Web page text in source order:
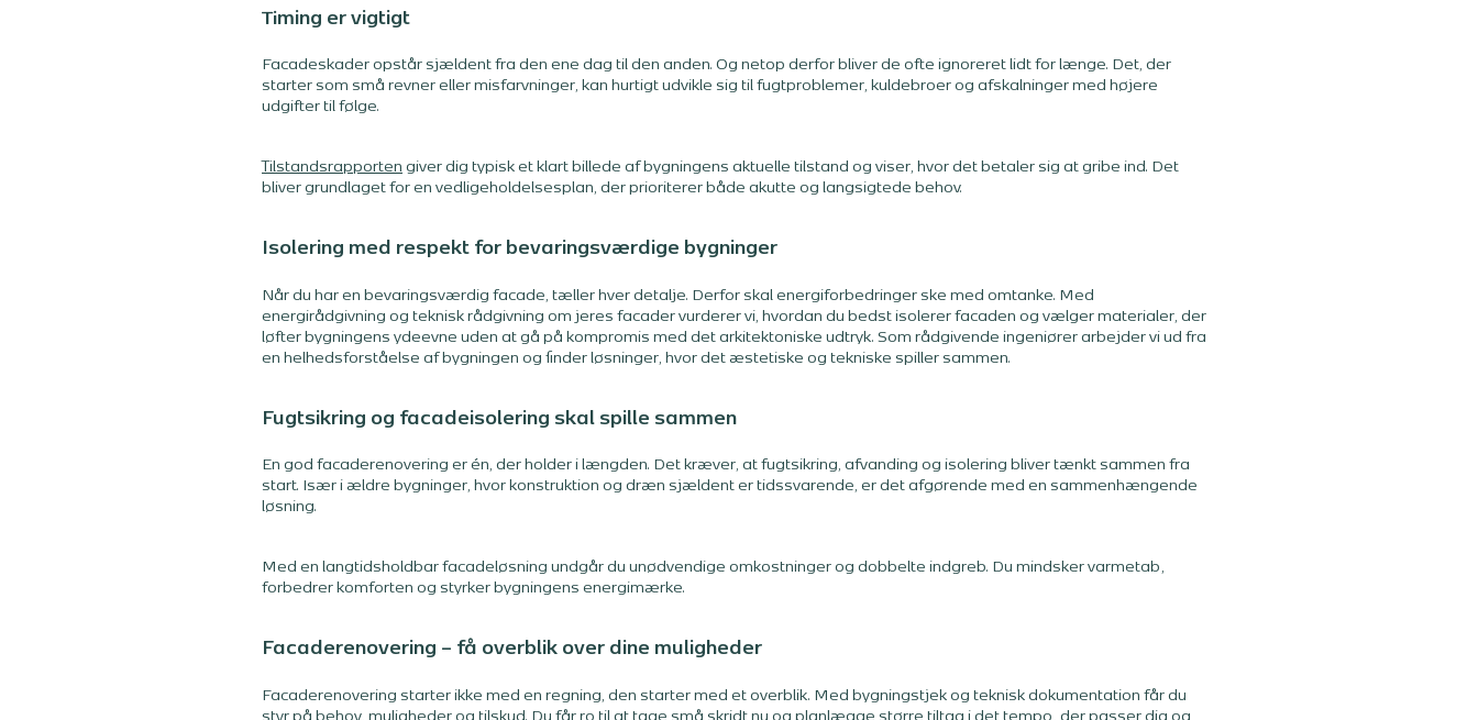
Timing er vigtigt
Facadeskader opstår sjældent fra den ene dag til den anden. Og netop derfor bliver de ofte ignoreret lidt for længe. Det, der
starter som små revner eller misfarvninger, kan hurtigt udvikle sig til fugtproblemer, kuldebroer og afskalninger med højere
udgifter til følge.
Tilstandsrapporten giver dig typisk et klart billede af bygningens aktuelle tilstand og viser, hvor det betaler sig at gribe ind. Det
bliver grundlaget for en vedligeholdelsesplan, der prioriterer både akutte og langsigtede behov.
Isolering med respekt for bevaringsværdige bygninger
Når du har en bevaringsværdig facade, tæller hver detalje. Derfor skal energiforbedringer ske med omtanke. Med
energirådgivning og teknisk rådgivning om jeres facader vurderer vi, hvordan du bedst isolerer facaden og vælger materialer, der
løfter bygningens ydeevne uden at gå på kompromis med det arkitektoniske udtryk. Som rådgivende ingeniører arbejder vi ud fra
en helhedsforståelse af bygningen og finder løsninger, hvor det æstetiske og tekniske spiller sammen.
Fugtsikring og facadeisolering skal spille sammen
En god facaderenovering er én, der holder i længden. Det kræver, at fugtsikring, afvanding og isolering bliver tænkt sammen fra
start. Især i ældre bygninger, hvor konstruktion og dræn sjældent er tidssvarende, er det afgørende med en sammenhængende
løsning.
Med en langtidsholdbar facadeløsning undgår du unødvendige omkostninger og dobbelte indgreb. Du mindsker varmetab,
forbedrer komforten og styrker bygningens energimærke.
Facaderenovering – få overblik over dine muligheder
Facaderenovering starter ikke med en regning, den starter med et overblik. Med bygningstjek og teknisk dokumentation får du
styr på behov, muligheder og tilskud. Du får ro til at tage små skridt nu og planlægge større tiltag i det tempo, der passer dig og